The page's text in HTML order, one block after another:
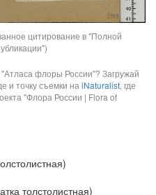
цитирование в "Полной
флоры России"? Загружай
и точку съемки на iNaturalist, где
"Флора России | Flora of
толстолистная)